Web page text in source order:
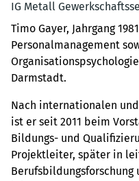
IG Metall
Timo Gayer, Jahrgang
Personalmanagement
Darmstadt.
Nach internationalen
ist er seit 2011 beim
Bildungs- und
Projektleiter, später in